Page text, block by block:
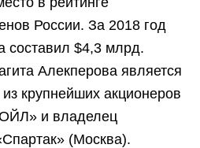
России. За 2018 год
составил $4,3 млрд.
Алекперова является
крупнейших акционеров
и владелец
(Москва).